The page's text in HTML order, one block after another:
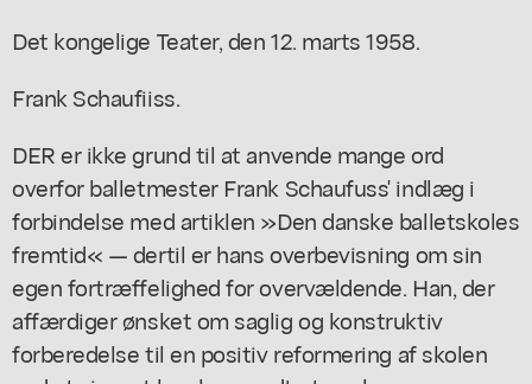
Det kongelige Teater, den 12. marts 1958.
Frank Schaufiiss.
DER er ikke grund til at anvende mange ord
overfor balletmester Frank Schaufuss' indlæg i
forbindelse med artiklen »Den danske balletskoles
fremtid« — dertil er hans overbevisning om sin
egen fortræffelighed for overvældende. Han, der
affærdiger ønsket om saglig og konstruktiv
forberedelse til en positiv reformering af skolen